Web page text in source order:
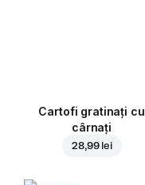
Cartofi gratinați cu
cârnați
28,99 lei